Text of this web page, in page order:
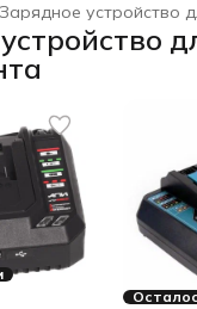
Зарядное устройство
и ремонт